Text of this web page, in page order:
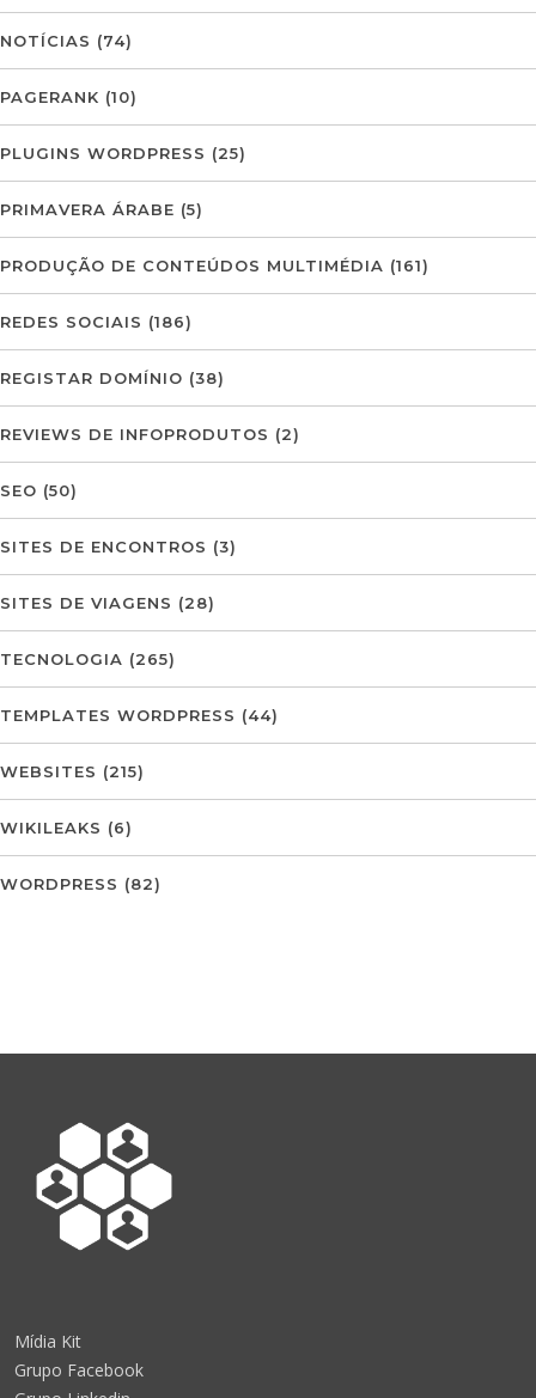
NOTÍCIAS (74)
PAGERANK (10)
PLUGINS WORDPRESS (25)
PRIMAVERA ÁRABE (5)
PRODUÇÃO DE CONTEÚDOS MULTIMÉDIA (161)
REDES SOCIAIS (186)
REGISTAR DOMÍNIO (38)
REVIEWS DE INFOPRODUTOS (2)
SEO (50)
SITES DE ENCONTROS (3)
SITES DE VIAGENS (28)
TECNOLOGIA (265)
TEMPLATES WORDPRESS (44)
WEBSITES (215)
WIKILEAKS (6)
WORDPRESS (82)
Mídia Kit
Grupo Facebook